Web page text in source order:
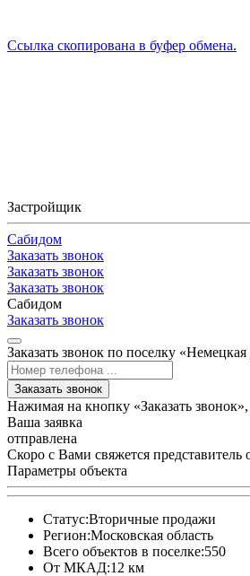
Ссылка скопирована в буфер обмена.
Застройщик
Сабидом
Заказать звонок
Заказать звонок
Заказать звонок
Сабидом
Заказать звонок
Заказать звонок по поселку «Немецкая
Заказать звонок
Нажимая на кнопку «Заказать
Ваша заявка
отправлена
Скоро с Вами свяжется
Параметры объекта
Статус:Вторичные продажи
Регион:Московская область
Всего объектов в поселке:550
От МКАД:12 км